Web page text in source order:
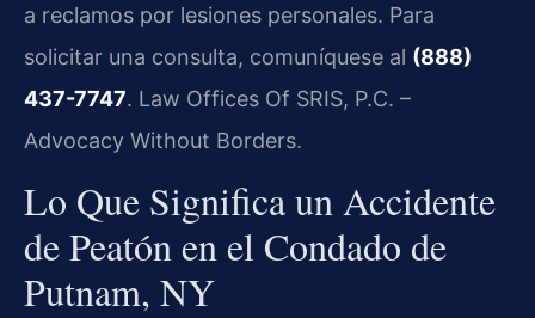
a reclamos por lesiones personales. Para
solicitar una consulta, comuníquese al (888)
437-7747. Law Offices Of SRIS, P.C. –
Advocacy Without Borders.
Lo Que Significa un Accidente
de Peatón en el Condado de
Putnam, NY